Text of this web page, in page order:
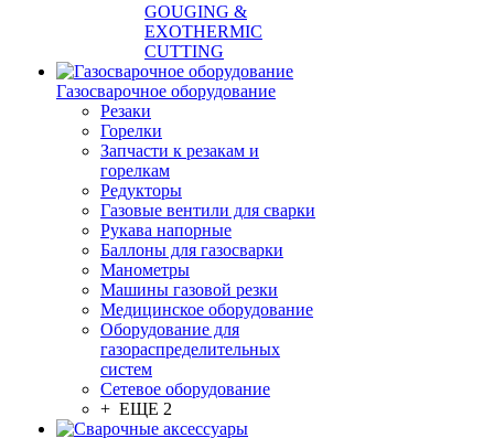
GOUGING &
EXOTHERMIC
CUTTING
Газосварочное оборудование
Резаки
Горелки
Запчасти к резакам и
горелкам
Редукторы
Газовые вентили для сварки
Рукава напорные
Баллоны для газосварки
Манометры
Машины газовой резки
Медицинское оборудование
Оборудование для
газораспределительных
систем
Сетевое оборудование
+ ЕЩЕ 2